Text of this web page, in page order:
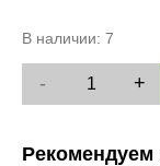
В наличии: 7
- +
Рекомендуем